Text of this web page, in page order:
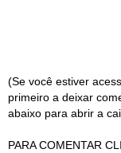
(Se você estiver
primeiro a deixar
abaixo para abrir a
PARA COMENTAR